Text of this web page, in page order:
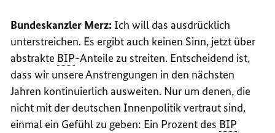
Bundeskanzler Merz:Ich will das ausdrücklich
unterstreichen. Es ergibt auch keinen Sinn, jetzt über
abstrakte BIP-Anteile zu streiten. Entscheidend ist,
dass wir unsere Anstrengungen in den nächsten
Jahren kontinuierlich ausweiten. Nur um denen, die
nicht mit der deutschen Innenpolitik vertraut sind,
einmal ein Gefühl zu geben: Ein Prozent des BIP